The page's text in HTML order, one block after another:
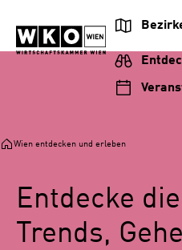
Beitragsnavigation
springen
Inhalt
springen
Hauptnavigation
springen
Footer
springen
Wien entdecken und erleben
Entdecke
Trends,